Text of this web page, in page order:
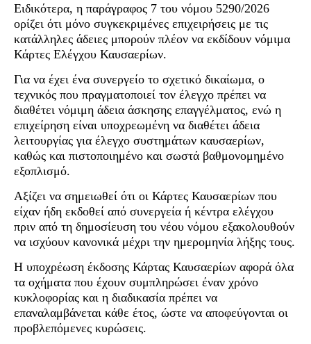
Ειδικότερα, η παράγραφος 7 του νόμου 5290/2026
ορίζει ότι μόνο συγκεκριμένες επιχειρήσεις με τις
κατάλληλες άδειες μπορούν πλέον να εκδίδουν νόμιμα
Κάρτες Ελέγχου Καυσαερίων.
Για να έχει ένα συνεργείο το σχετικό δικαίωμα, ο
τεχνικός που πραγματοποιεί τον έλεγχο πρέπει να
διαθέτει νόμιμη άδεια άσκησης επαγγέλματος, ενώ η
επιχείρηση είναι υποχρεωμένη να διαθέτει άδεια
λειτουργίας για έλεγχο συστημάτων καυσαερίων,
καθώς και πιστοποιημένο και σωστά βαθμονομημένο
εξοπλισμό.
Αξίζει να σημειωθεί ότι οι Κάρτες Καυσαερίων που
είχαν ήδη εκδοθεί από συνεργεία ή κέντρα ελέγχου
πριν από τη δημοσίευση του νέου νόμου εξακολουθούν
να ισχύουν κανονικά μέχρι την ημερομηνία λήξης τους.
Η υποχρέωση έκδοσης Κάρτας Καυσαερίων αφορά όλα
τα οχήματα που έχουν συμπληρώσει έναν χρόνο
κυκλοφορίας και η διαδικασία πρέπει να
επαναλαμβάνεται κάθε έτος, ώστε να αποφεύγονται οι
προβλεπόμενες κυρώσεις.